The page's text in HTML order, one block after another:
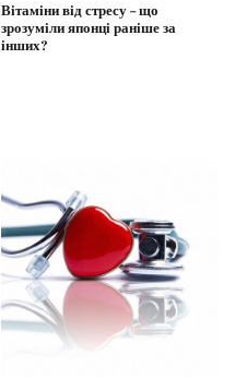
Вітаміни від стресу – що
зрозуміли японці раніше за
інших?